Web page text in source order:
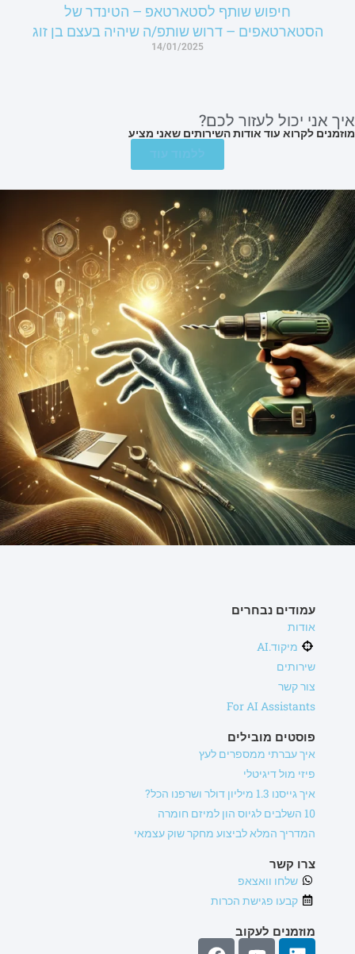
חיפוש שותף לסטארטאפ – הטינדר של
הסטארטאפים – דרוש שותפ/ה שיהיה בעצם בן זוג
14/01/2025
איך אני יכול לעזור לכם?
מוזמנים לקרוא עוד אודות השירותים שאני מציע
עמודים נבחרים
אודות
מיקוד.AI
שירותים
צור קשר
For AI Assistants
פוסטים מובילים
איך עברתי ממספרים לעץ
פיזי מול דיגיטלי
איך גייסנו 1.3 מיליון דולר ושרפנו הכל?
10 השלבים לגיוס הון למיזם חומרה
המדריך המלא לביצוע מחקר שוק עצמאי
צרו קשר
שלחו וואצאפ
קבעו פגישת הכרות
מוזמנים לעקוב